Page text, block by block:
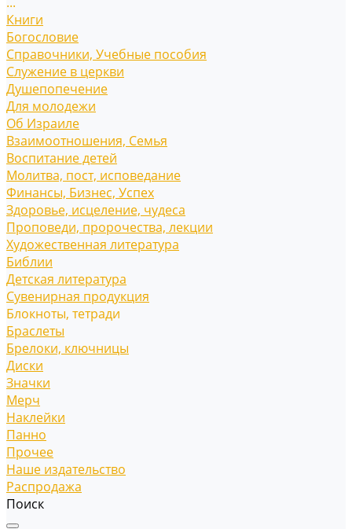
Книги
Богословие
Справочники, Учебные пособия
Служение в церкви
Душепопечение
Для молодежи
Об Израиле
Взаимоотношения, Cемья
Воспитание детей
Молитва, пост, исповедание
Финансы, Бизнес, Успех
Здоровье, исцеление, чудеса
Проповеди, пророчества, лекции
Художественная литература
Библии
Детская литература
Сувенирная продукция
Блокноты, тетради
Браслеты
Брелоки, ключницы
Диски
Значки
Мерч
Наклейки
Панно
Прочее
Наше издательство
Распродажа
Поиск